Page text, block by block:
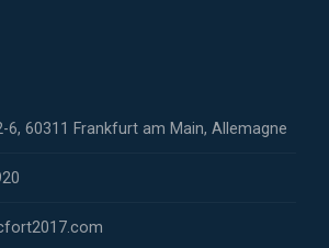
6, 60311 Frankfurt am Main, Allemagne